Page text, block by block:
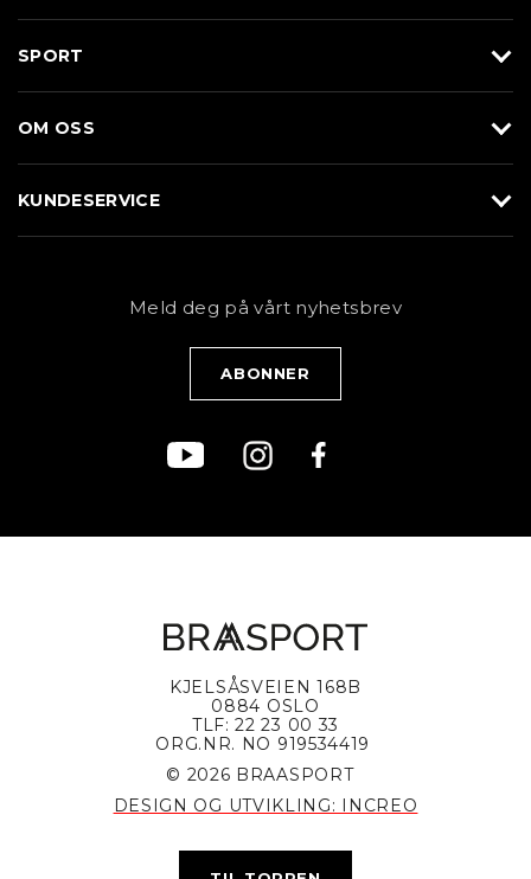
Sko
Merkevarer
SPORT
Løp
Sykkel
OM OSS
KUNDESERVICE
PersonvernerklæringMeld deg på vårt nyhetsbrev
KJELSÅSVEIEN 168B
0884 OSLO
TLF: 22 23 00 33
ORG.NR. NO 919534419
© 2026 BRAASPORT
DESIGN OG UTVIKLING: INCREO